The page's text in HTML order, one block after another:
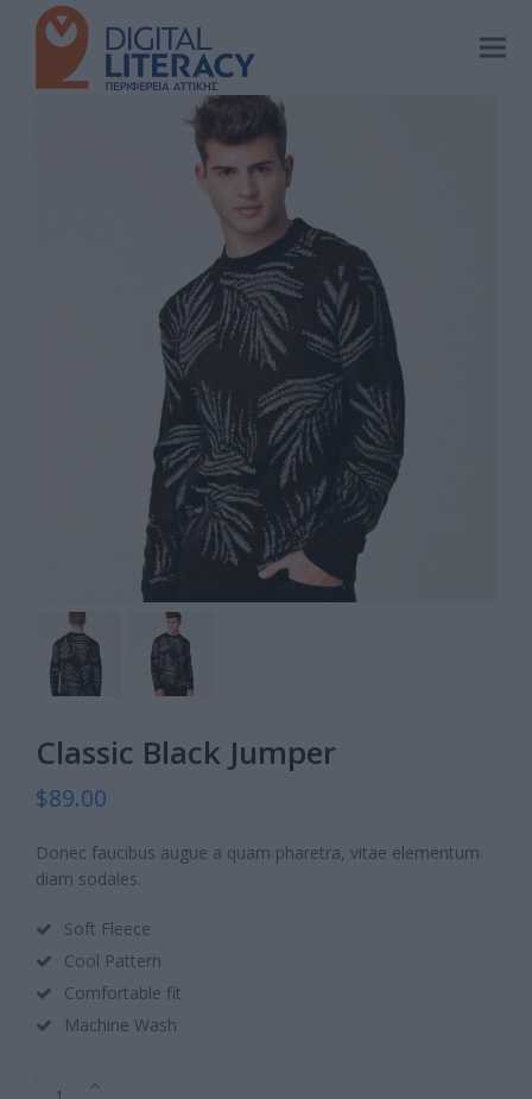
Classic Black Jumper
$89.00
Donec faucibus augue a quam pharetra, vitae elementum
diam sodales.
Soft Fleece
Cool Pattern
Comfortable fit
Machine Wash
Classic